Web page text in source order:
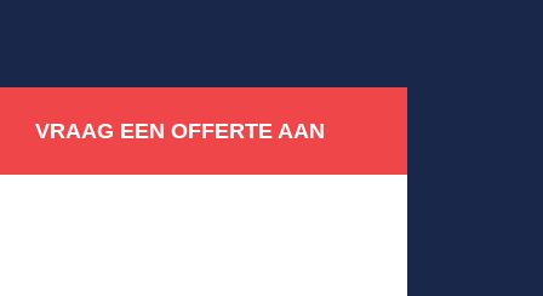
VRAAG EEN OFFERTE AAN